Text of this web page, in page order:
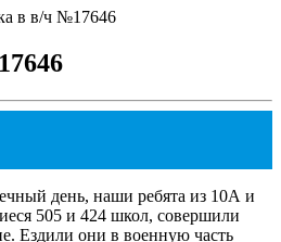
в в/ч №17646
день, наши ребята из 10А и
505 и 424 школ, совершили
Ездили они в военную часть